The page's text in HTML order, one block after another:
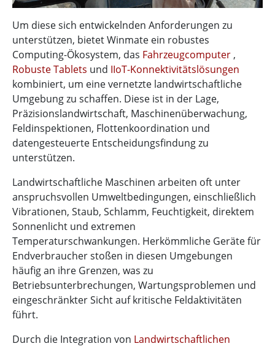
Um diese sich entwickelnden Anforderungen zu
unterstützen, bietet Winmate ein robustes
Computing-Ökosystem, das Fahrzeugcomputer ,
Robuste Tablets und IIoT-Konnektivitätslösungen
kombiniert, um eine vernetzte landwirtschaftliche
Umgebung zu schaffen. Diese ist in der Lage,
Präzisionslandwirtschaft, Maschinenüberwachung,
Feldinspektionen, Flottenkoordination und
datengesteuerte Entscheidungsfindung zu
unterstützen.
Landwirtschaftliche Maschinen arbeiten oft unter
anspruchsvollen Umweltbedingungen, einschließlich
Vibrationen, Staub, Schlamm, Feuchtigkeit, direktem
Sonnenlicht und extremen
Temperaturschwankungen. Herkömmliche Geräte für
Endverbraucher stoßen in diesen Umgebungen
häufig an ihre Grenzen, was zu
Betriebsunterbrechungen, Wartungsproblemen und
eingeschränkter Sicht auf kritische Feldaktivitäten
führt.
Durch die Integration von Landwirtschaftlichen